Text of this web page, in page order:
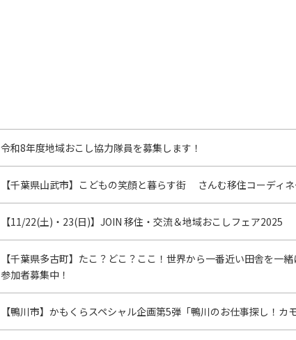
令和8年度地域おこし協力隊員を募集します！
【千葉県山武市】こどもの笑顔と暮らす街 さんむ移住コーディネ
【11/22(土)・23(日)】JOIN 移住・交流＆地域おこしフェア2025
【千葉県多古町】たこ？どこ？ここ！世界から一番近い田舎を一
参加者募集中！
【鴨川市】かもくらスペシャル企画第5弾「鴨川のお仕事探し！カ